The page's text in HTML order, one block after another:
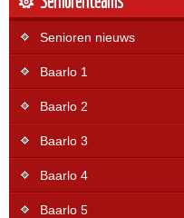
Senioren nieuws
Baarlo 1
Baarlo 2
Baarlo 3
Baarlo 4
Baarlo 5